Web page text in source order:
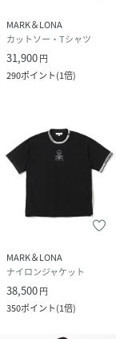
MARK＆LONA
カットソー・Tシャツ
31,900円
290ポイント(1倍)
MARK＆LONA
ナイロンジャケット
38,500円
350ポイント(1倍)